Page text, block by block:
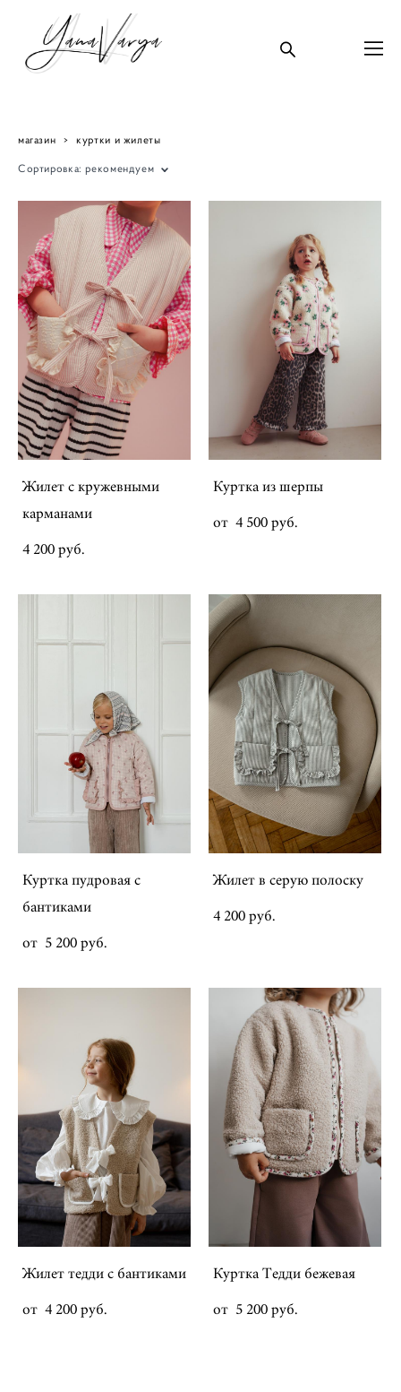
магазин > куртки и жилеты
Сортировка: рекомендуем
Жилет с кружевными
карманами
4 200 pуб.
Куртка из шерпы
от 4 500 pуб.
Куртка пудровая с
бантиками
от 5 200 pуб.
Жилет в серую полоску
4 200 pуб.
Жилет тедди с бантиками
от 4 200 pуб.
Куртка Тедди бежевая
от 5 200 pуб.